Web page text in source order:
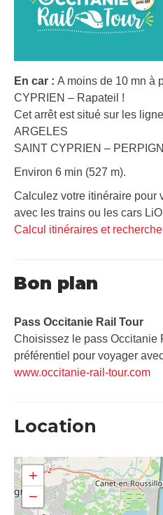
En car : A moins de 10 mn à
CYPRIEN – Rapateil !
Cet arrêt est situé sur les
ARGELES
SAINT CYPRIEN –
Environ 6 min (527 m).
Calculez votre itinéraire pour
avec les trains ou les cars LiO
Calcul itinéraires et
Bon plan
Pass Occitanie Rail Tour​
Choisissez le pass Occitanie
préférentiel pour voyager
www.occitanie-rail-tour.com
Location
+
−